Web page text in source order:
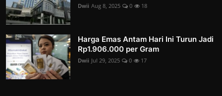
Dwii Aug 8, 2025 0 18
Harga Emas Antam Hari Ini Turun Jadi
Rp1.906.000 per Gram
Dwii Jul 29, 2025 0 17